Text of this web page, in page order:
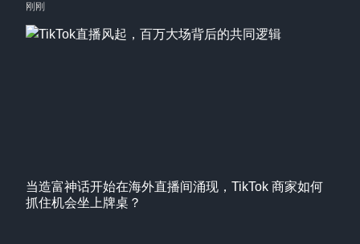
当造富神话开始在海外直播间涌现，TikTok 商家如何
抓住机会坐上牌桌？
刚刚